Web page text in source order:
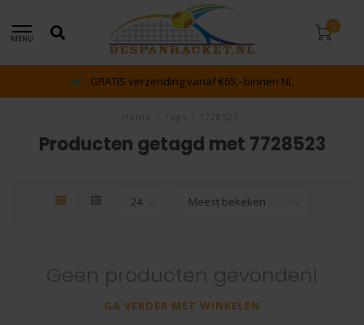
MENU
0
GRATIS verzending vanaf €65,- binnen NL
Producten getagd met 7728523
Geen producten gevonden!
GA VERDER MET WINKELEN